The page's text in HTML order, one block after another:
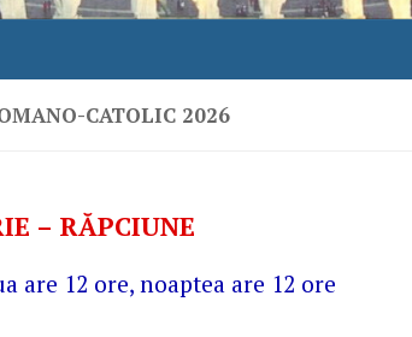
CATOLIC 2026
– RĂPCIUNE
are 12 ore, noaptea are 12 ore